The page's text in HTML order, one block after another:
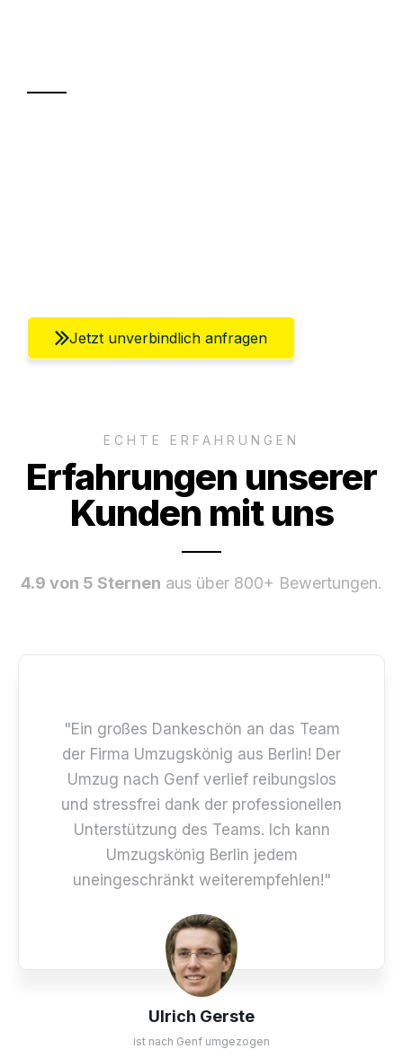
Jetzt unverbindlich anfragen
ECHTE ERFAHRUNGEN
Erfahrungen unserer
Kunden mit uns
4.9 von 5 Sternen aus über 800+ Bewertungen.
Ulrich Gerste
ist nach Genf umgezogen
"Ein großes Dankeschön an das Team
der Firma Umzugskönig aus Berlin! Der
Umzug nach Genf verlief reibungslos
und stressfrei dank der professionellen
Unterstützung des Teams. Ich kann
Umzugskönig Berlin jedem
uneingeschränkt weiterempfehlen!"